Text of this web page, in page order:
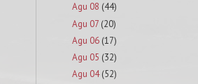
Agu 08 (44)
Agu 07 (20)
Agu 06 (17)
Agu 05 (32)
Agu 04 (52)